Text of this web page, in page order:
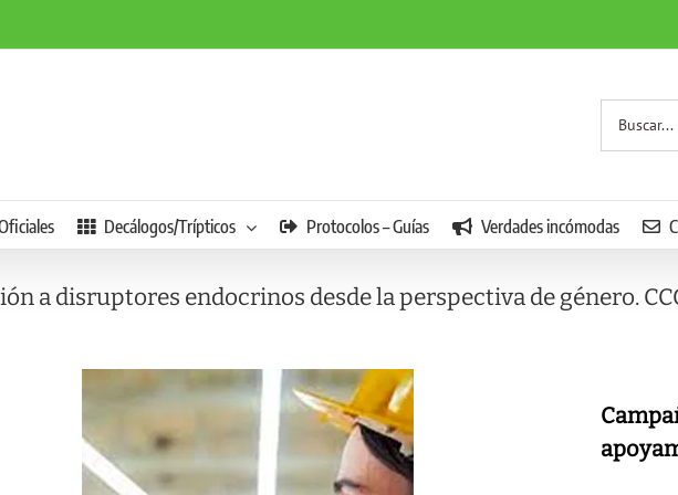
Decálogos/Trípticos Protocolos – Guías Verdades incómodas
a disruptores endocrinos desde la perspectiva de género.